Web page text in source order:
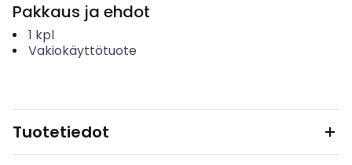
Pakkaus ja ehdot
1 kpl
Vakiokäyttötuote
Tuotetiedot